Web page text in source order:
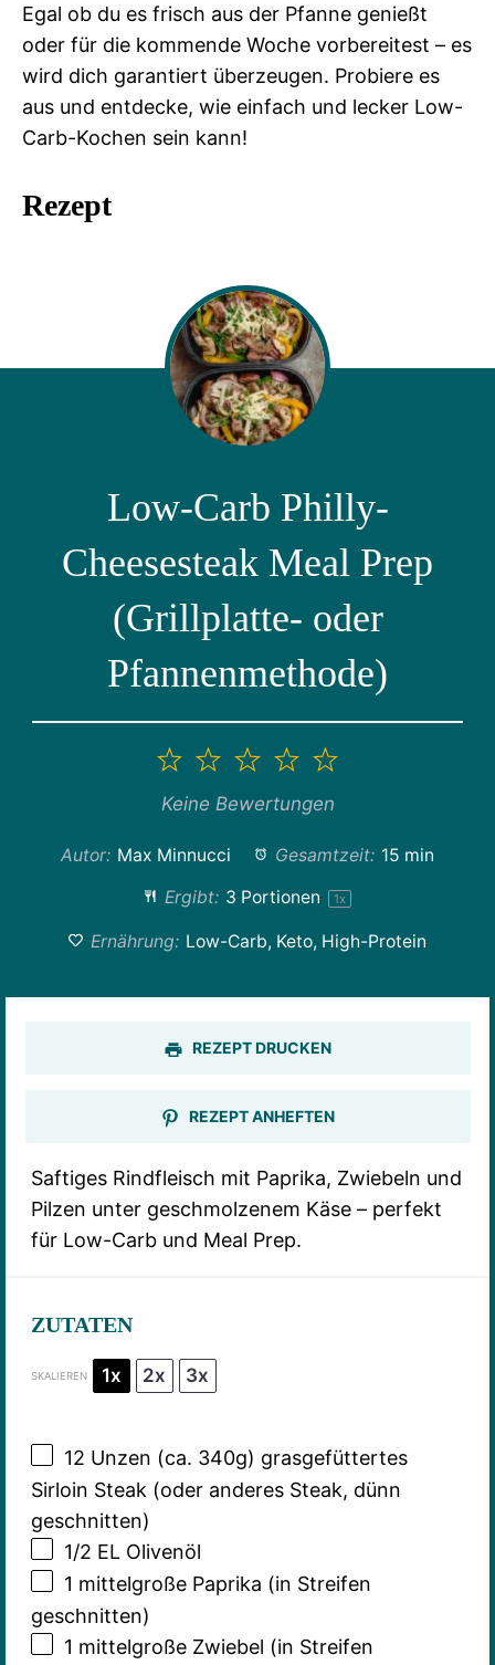
Egal ob du es frisch aus der Pfanne genießt
oder für die kommende Woche vorbereitest – es
wird dich garantiert überzeugen. Probiere es
aus und entdecke, wie einfach und lecker Low-
Carb-Kochen sein kann!
Rezept
Low-Carb Philly-
Cheesesteak Meal Prep
(Grillplatte- oder
Pfannenmethode)
5
4
Sterne
3
Sterne
2
Sterne
1
Stern
Keine Bewertungen
Autor: Max Minnucci Gesamtzeit: 15 min
Ergibt: 3 Portionen 1x
Ernährung: Low-Carb, Keto, High-Protein
REZEPT DRUCKEN
REZEPT ANHEFTEN
Saftiges Rindfleisch mit Paprika, Zwiebeln und
Pilzen unter geschmolzenem Käse – perfekt
für Low-Carb und Meal Prep.
ZUTATEN
SKALIEREN 1x 2x 3x
12 Unzen (ca. 340g) grasgefüttertes
Sirloin Steak (oder anderes Steak, dünn
geschnitten)
1/2 EL Olivenöl
1 mittelgroße Paprika (in Streifen
geschnitten)
1 mittelgroße Zwiebel (in Streifen